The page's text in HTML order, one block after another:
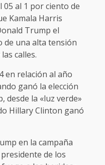
al 1 por ciento de
Kamala Harris
Trump el
de una alta tensión
calles.
en relación al año
ganó la elección
desde la «luz verde»
Hillary Clinton ganó
en la campaña
de los